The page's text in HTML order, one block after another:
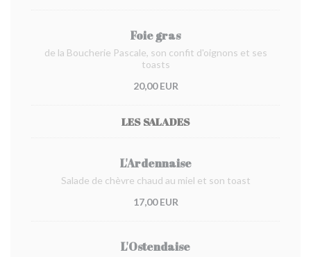
Foie gras
de la Boucherie Pascale, son confit d'oignons et ses
toasts
20,00 EUR
LES SALADES
L'Ardennaise
Salade de chèvre chaud au miel et son toast
17,00 EUR
L'Ostendaise